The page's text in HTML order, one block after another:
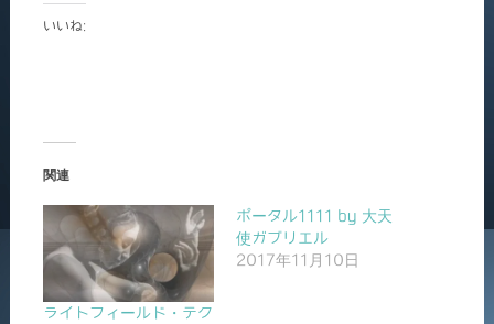
いいね:
関連
ライトフィールド・テク
ポータル1111 by 大天
使ガブリエル
2017年11月10日